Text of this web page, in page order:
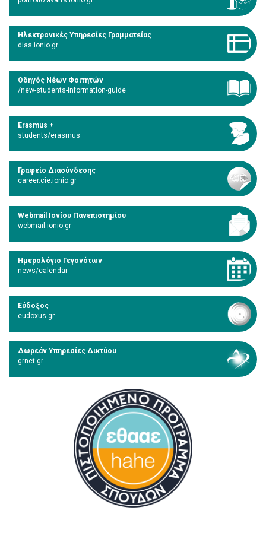
Ηλεκτρονικές Υπηρεσίες Γραμματείας
dias.ionio.gr
Οδηγός Νέων Φοιτητών
/new-students-information-guide
Erasmus +
students/erasmus
Γραφείο Διασύνδεσης
career.cie.ionio.gr
Webmail Ιονίου Πανεπιστημίου
webmail.ionio.gr
Ημερολόγιο Γεγονότων
news/calendar
Εύδοξος
eudoxus.gr
Δωρεάν Υπηρεσίες Δικτύου
grnet.gr